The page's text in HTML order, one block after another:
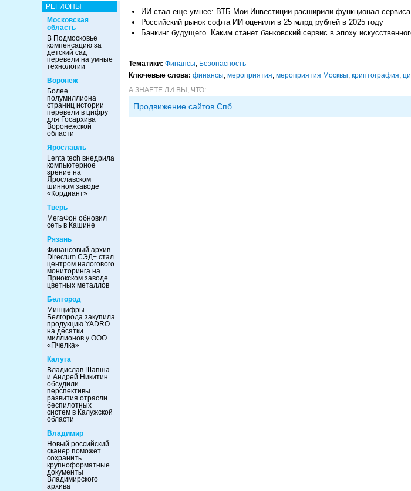
РЕГИОНЫ
Московская
область
В Подмосковье
компенсацию за
детский сад
перевели на умные
технологии
Воронеж
Более
полумиллиона
страниц истории
перевели в цифру
для Госархива
Воронежской
области
Ярославль
Lenta tech внедрила
компьютерное
зрение на
Ярославском
шинном заводе
«Кордиант»
Тверь
МегаФон обновил
сеть в Кашине
Рязань
Финансовый архив
Directum СЭД+ стал
центром налогового
мониторинга на
Приокском заводе
цветных металлов
Белгород
Минцифры
Белгорода закупила
продукцию YADRO
на десятки
миллионов у ООО
«Пчелка»
Калуга
Владислав Шапша
и Андрей Никитин
обсудили
перспективы
развития отрасли
беспилотных
систем в Калужской
области
Владимир
Новый российский
сканер поможет
сохранить
крупноформатные
документы
Владимирского
архива
ИИ стал еще умнее: ВТБ Мои Инвестиции расширили функционал
Российский рынок софта ИИ оценили в 25 млрд рублей в 2025 году
Банкинг будущего. Каким станет банковский сервис в эпоху
Тематики: Финансы, Безопасность
Ключевые слова: финансы, мероприятия, мероприятия Москвы, криптография,
А ЗНАЕТЕ ЛИ ВЫ, ЧТО:
Продвижение сайтов Спб